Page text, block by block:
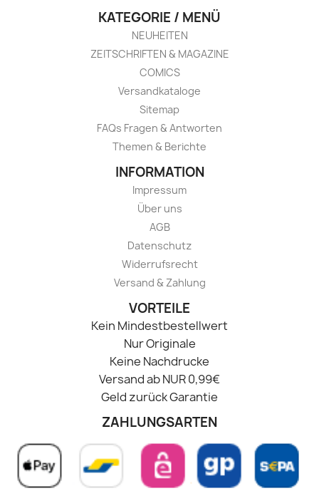
KATEGORIE / MENÜ
NEUHEITEN
ZEITSCHRIFTEN & MAGAZINE
COMICS
Versandkataloge
Sitemap
FAQs Fragen & Antworten
Themen & Berichte
INFORMATION
Impressum
Über uns
AGB
Datenschutz
Widerrufsrecht
Versand & Zahlung
VORTEILE
Kein Mindestbestellwert
Nur Originale
Keine Nachdrucke
Versand ab NUR 0,99€
Geld zurück Garantie
ZAHLUNGSARTEN